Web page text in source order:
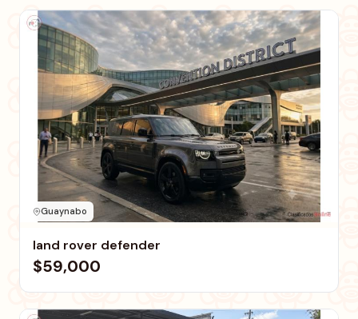
Guaynabo
land rover defender
$59,000